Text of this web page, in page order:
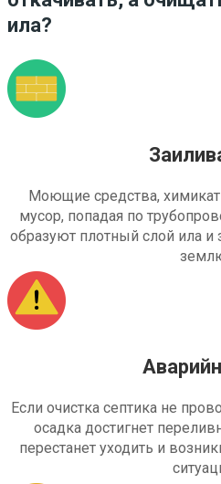
ила?
Моющие средства,
мусор, попадая по
образуют плотный слой ила
Если очистка септика не
осадка достигнет
перестанет уходить и